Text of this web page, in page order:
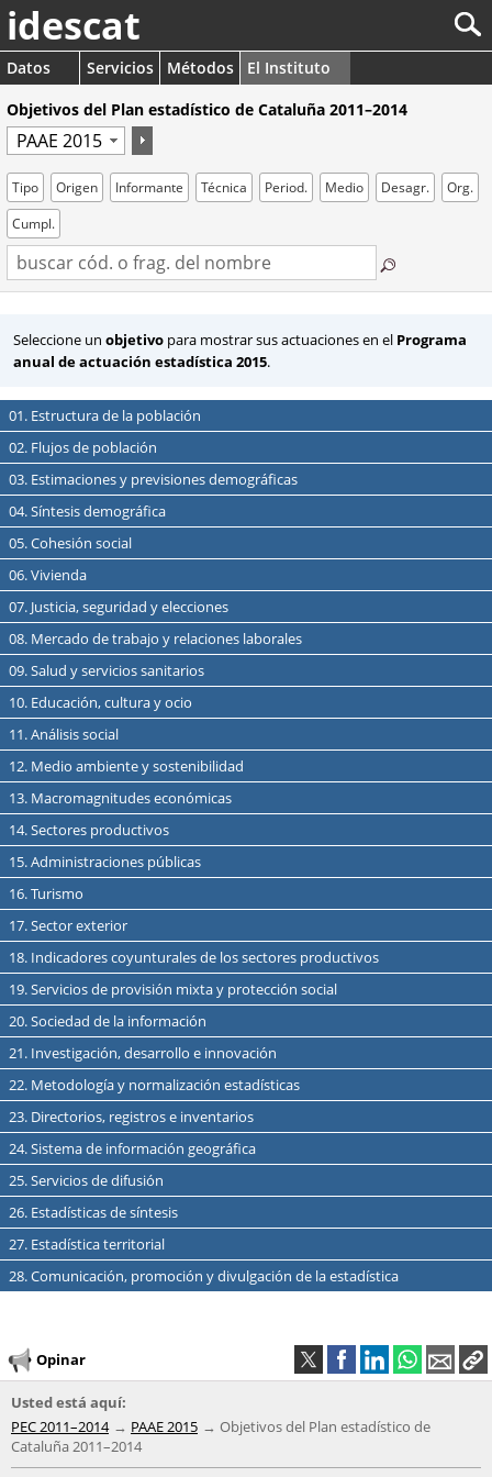
idescat
Datos Servicios Métodos
El Instituto
Objetivos del Plan estadístico de Cataluña 2011–2014
Tipo Origen Informante Técnica Period. Medio Desagr.
Org.
Cumpl.
Seleccione un objetivo para mostrar sus actuaciones en el Programa
anual de actuación estadística 2015.
01. Estructura de la población
02. Flujos de población
03. Estimaciones y previsiones demográficas
04. Síntesis demográfica
05. Cohesión social
06. Vivienda
07. Justicia, seguridad y elecciones
08. Mercado de trabajo y relaciones laborales
09. Salud y servicios sanitarios
10. Educación, cultura y ocio
11. Análisis social
12. Medio ambiente y sostenibilidad
13. Macromagnitudes económicas
14. Sectores productivos
15. Administraciones públicas
16. Turismo
17. Sector exterior
18. Indicadores coyunturales de los sectores productivos
19. Servicios de provisión mixta y protección social
20. Sociedad de la información
21. Investigación, desarrollo e innovación
22. Metodología y normalización estadísticas
23. Directorios, registros e inventarios
24. Sistema de información geográfica
25. Servicios de difusión
26. Estadísticas de síntesis
27. Estadística territorial
28. Comunicación, promoción y divulgación de la estadística
Opinar
Usted está aquí:
PEC 2011–2014
PAAE 2015
Objetivos del Plan estadístico de
Cataluña 2011–2014